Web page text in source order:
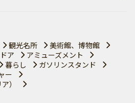
観光名所
美術館、博物館
ア
アミューズメント
暮らし
ガソリンスタンド
ー
）